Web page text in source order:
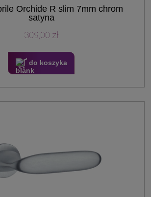
Orchide R slim 7mm chrom
satyna
309,00 zł
do koszyka